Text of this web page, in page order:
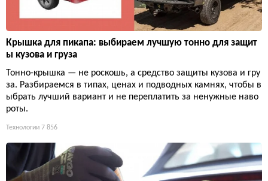
Крышка для пикапа: выбираем лучшую тонно для защит
ы кузова и груза
Тонно-крышка — не роскошь, а средство защиты кузова и гру
за. Разбираемся в типах, ценах и подводных камнях, чтобы в
ыбрать лучший вариант и не переплатить за ненужные наво
роты.
Технологии 7 856